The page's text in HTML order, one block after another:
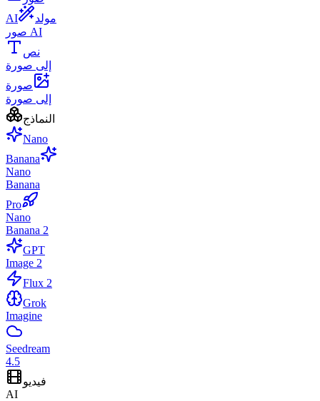
AI
مولد
صور AI
نص
إلى صورة
صورة
إلى صورة
النماذج
Nano
Banana
Nano
Banana
Pro
Nano
Banana 2
GPT
Image 2
Flux 2
Grok
Imagine
Seedream
4.5
فيديو
AI